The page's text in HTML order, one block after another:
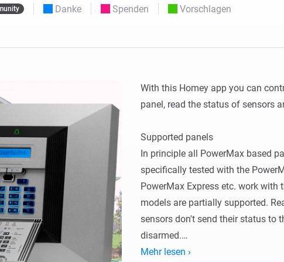
Homey Energy Dongle
her.
Moods
Wähle oder erstelle Voreinstellungen für die
Danke Spenden Vorschlagen
With this Homey app you can
panel, read the status of sensors
Supported panels
In principle all PowerMax based
specifically tested with the
PowerMax Express etc. work with
models are partially supported.
sensors don't send their status to
disarmed.
Mehr lesen ›